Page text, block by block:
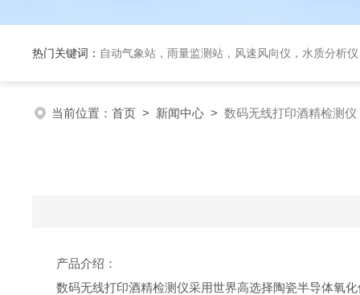
热门关键词： 自动气象站，雨量监测站，风速风向仪，水质分析
当前位置： 首页 > 新闻中心 > 数码无线打印酒精检测仪
产品介绍：
数码无线打印酒精检测仪采用世界高选择陶瓷半导体氧化